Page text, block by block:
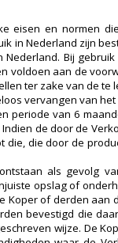
eisen en normen
in Nederland zijn
Bij
aan de
ter zake van de te
vervangen van
periode van 6
de door de
die door de
als gevolg
opslag of
Koper of derden aan
bevestigd die
wijze. De